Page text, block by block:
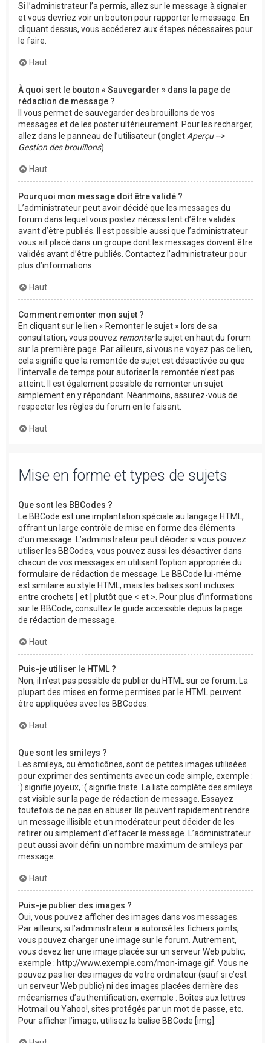
Si l’administrateur l’a permis, allez sur le message à signaler
et vous devriez voir un bouton pour rapporter le message. En
cliquant dessus, vous accéderez aux étapes nécessaires pour
le faire.
Haut
À quoi sert le bouton « Sauvegarder » dans la page de
rédaction de message ?
Il vous permet de sauvegarder des brouillons de vos
messages et de les poster ultérieurement. Pour les recharger,
allez dans le panneau de l’utilisateur (onglet Aperçu -->
Gestion des brouillons).
Haut
Pourquoi mon message doit être validé ?
L’administrateur peut avoir décidé que les messages du
forum dans lequel vous postez nécessitent d’être validés
avant d’être publiés. Il est possible aussi que l’administrateur
vous ait placé dans un groupe dont les messages doivent être
validés avant d’être publiés. Contactez l’administrateur pour
plus d’informations.
Haut
Comment remonter mon sujet ?
En cliquant sur le lien « Remonter le sujet » lors de sa
consultation, vous pouvez remonterle sujet en haut du forum
sur la première page. Par ailleurs, si vous ne voyez pas ce lien,
cela signifie que la remontée de sujet est désactivée ou que
l’intervalle de temps pour autoriser la remontée n’est pas
atteint. Il est également possible de remonter un sujet
simplement en y répondant. Néanmoins, assurez-vous de
respecter les règles du forum en le faisant.
Haut
Mise en forme et types de sujets
Que sont les BBCodes ?
Le BBCode est une implantation spéciale au langage HTML,
offrant un large contrôle de mise en forme des éléments
d’un message. L’administrateur peut décider si vous pouvez
utiliser les BBCodes, vous pouvez aussi les désactiver dans
chacun de vos messages en utilisant l’option appropriée du
formulaire de rédaction de message. Le BBCode lui-même
est similaire au style HTML, mais les balises sont incluses
entre crochets [ et ] plutôt que < et >. Pour plus d’informations
sur le BBCode, consultez le guide accessible depuis la page
de rédaction de message.
Haut
Puis-je utiliser le HTML ?
Non, il n’est pas possible de publier du HTML sur ce forum. La
plupart des mises en forme permises par le HTML peuvent
être appliquées avec les BBCodes.
Haut
Que sont les smileys ?
Les smileys, ou émoticônes, sont de petites images utilisées
pour exprimer des sentiments avec un code simple, exemple :
:) signifie joyeux, :( signifie triste. La liste complète des smileys
est visible sur la page de rédaction de message. Essayez
toutefois de ne pas en abuser. Ils peuvent rapidement rendre
un message illisible et un modérateur peut décider de les
retirer ou simplement d’effacer le message. L’administrateur
peut aussi avoir défini un nombre maximum de smileys par
message.
Haut
Puis-je publier des images ?
Oui, vous pouvez afficher des images dans vos messages.
Par ailleurs, si l’administrateur a autorisé les fichiers joints,
vous pouvez charger une image sur le forum. Autrement,
vous devez lier une image placée sur un serveur Web public,
exemple : http://www.exemple.com/mon-image.gif. Vous ne
pouvez pas lier des images de votre ordinateur (sauf si c’est
un serveur Web public) ni des images placées derrière des
mécanismes d’authentification, exemple : Boîtes aux lettres
Hotmail ou Yahoo!, sites protégés par un mot de passe, etc.
Pour afficher l’image, utilisez la balise BBCode [img].